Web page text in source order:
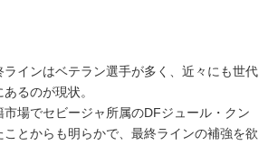
インはベテラン選手が多く、近々にも世代
るのが現状。
場でセビージャ所属のDFジュール・クン
とからも明らかで、最終ラインの補強を欲